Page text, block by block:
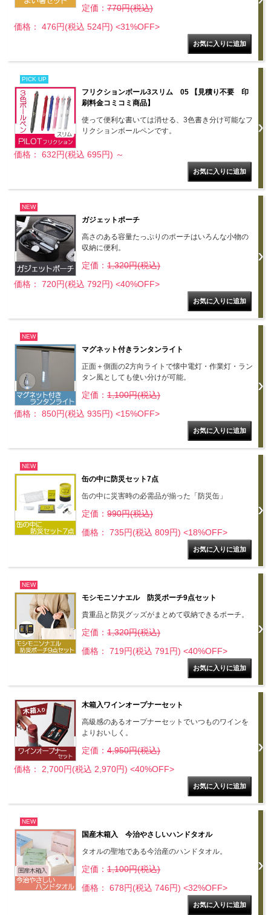
定価： 770円(税込)
価格： 476円(税込 524円) <31%OFF>
PICK UP
フリクションボール3スリム 05 【見積り不要 印
刷料金コミコミ商品】
使って便利な書いては消せる、3色書き分け可能なフ
リクションボールペンです。
価格： 632円(税込 695円) ～
NEW
ガジェットポーチ
高さのある容量たっぷりのポーチはいろんな小物の
収納に便利。
定価： 1,320円(税込)
価格： 720円(税込 792円) <40%OFF>
NEW
マグネット付きランタンライト
正面＋側面の2方向ライトで懐中電灯・作業灯・ラン
タン風としても使い分けが可能。
定価： 1,100円(税込)
価格： 850円(税込 935円) <15%OFF>
NEW
缶の中に防災セット7点
缶の中に災害時の必需品が揃った「防災缶」
定価： 990円(税込)
価格： 735円(税込 809円) <18%OFF>
NEW
モシモニソナエル 防災ポーチ9点セット
貴重品と防災グッズがまとめて収納できるポーチ。
定価： 1,320円(税込)
価格： 719円(税込 791円) <40%OFF>
木箱入ワインオープナーセット
高級感のあるオープナーセットでいつものワインを
よりおいしく。
定価： 4,950円(税込)
価格： 2,700円(税込 2,970円) <40%OFF>
NEW
国産木箱入 今治やさしいハンドタオル
タオルの聖地である今治産のハンドタオル。
定価： 1,100円(税込)
価格： 678円(税込 746円) <32%OFF>